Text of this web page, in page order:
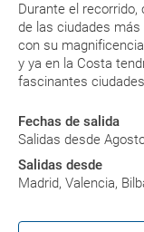
Durante el
de las ciudades más
con su
y ya en la Costa
fascinantes
Fechas de salida
Salidas desde
Salidas desde
Madrid, Valencia,